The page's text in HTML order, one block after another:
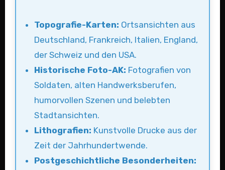
Topografie-Karten: Ortsansichten aus
Deutschland, Frankreich, Italien, England,
der Schweiz und den USA.
Historische Foto-AK: Fotografien von
Soldaten, alten Handwerksberufen,
humorvollen Szenen und belebten
Stadtansichten.
Lithografien: Kunstvolle Drucke aus der
Zeit der Jahrhundertwende.
Postgeschichtliche Besonderheiten: